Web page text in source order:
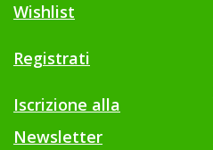
Wishlist
Registrati
Iscrizione alla
Newsletter